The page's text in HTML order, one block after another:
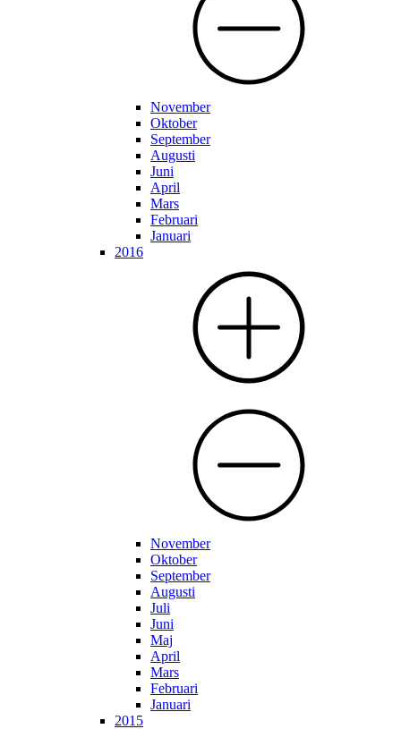
November
Oktober
September
Augusti
Juni
April
Mars
Februari
Januari
2016
November
Oktober
September
Augusti
Juli
Juni
Maj
April
Mars
Februari
Januari
2015